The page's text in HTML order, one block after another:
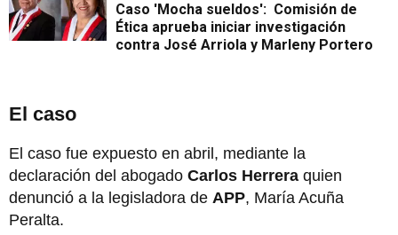
Caso 'Mocha sueldos': Comisión de
Ética aprueba iniciar investigación
contra José Arriola y Marleny Portero
El caso
El caso fue expuesto en abril, mediante la
declaración del abogado Carlos Herrera quien
denunció a la legisladora de APP, María Acuña
Peralta.